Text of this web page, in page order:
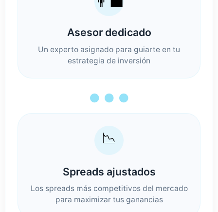
Asesor dedicado
Un experto asignado para guiarte en tu
estrategia de inversión
● ● ●
📉
Spreads ajustados
Los spreads más competitivos del mercado
para maximizar tus ganancias